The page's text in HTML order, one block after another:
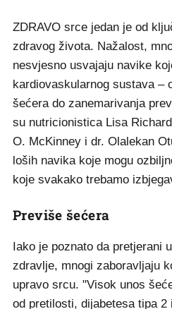
ZDRAVO srce jedan je od
zdravog života. Nažalost,
nesvjesno usvajaju navike
kardiovaskularnog sustava –
šećera do zanemarivanja
su nutricionistica Lisa
O. McKinney i dr. Olalekan
loših navika koje mogu
koje svakako trebamo
Previše šećera
Iako je poznato da pretjerani
zdravlje, mnogi zaboravljaju
upravo srcu. "Visok unos
od pretilosti, dijabetesa tipa 2